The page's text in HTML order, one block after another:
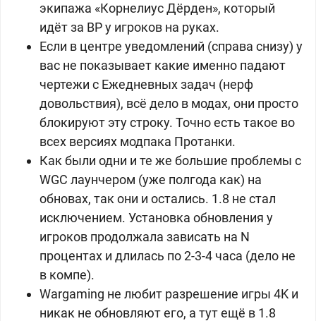
экипажа «Корнелиус Дёрден», который
идёт за BP у игроков на руках.
Если в центре уведомлений (справа снизу) у
вас не показывает какие именно падают
чертежи с Ежедневных задач (нерф
довольствия), всё дело в модах, они просто
блокируют эту строку. Точно есть такое во
всех версиях модпака Протанки.
Как были одни и те же большие проблемы с
WGC лаунчером (уже полгода как) на
обновах, так они и остались. 1.8 не стал
исключением. Установка обновления у
игроков продолжала зависать на N
процентах и длилась по 2-3-4 часа (дело не
в компе).
Wargaming не любит разрешение игры 4K и
никак не обновляют его, а тут ещё в 1.8